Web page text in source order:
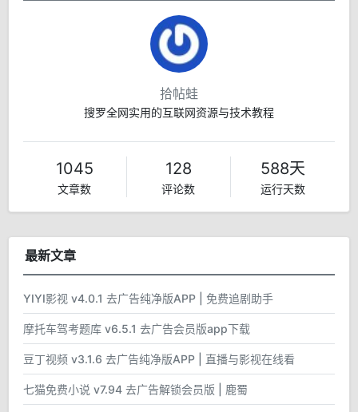
拾帖蛙
搜罗全网实用的互联网资源与技术教程
1045
文章数
128
评论数
588天
运行天数
最新文章
YIYI影视 v4.0.1 去广告纯净版APP | 免费追剧助手
摩托车驾考题库 v6.5.1 去广告会员版app下载
豆丁视频 v3.1.6 去广告纯净版APP | 直播与影视在线看
七猫免费小说 v7.94 去广告解锁会员版 | 鹿蜀